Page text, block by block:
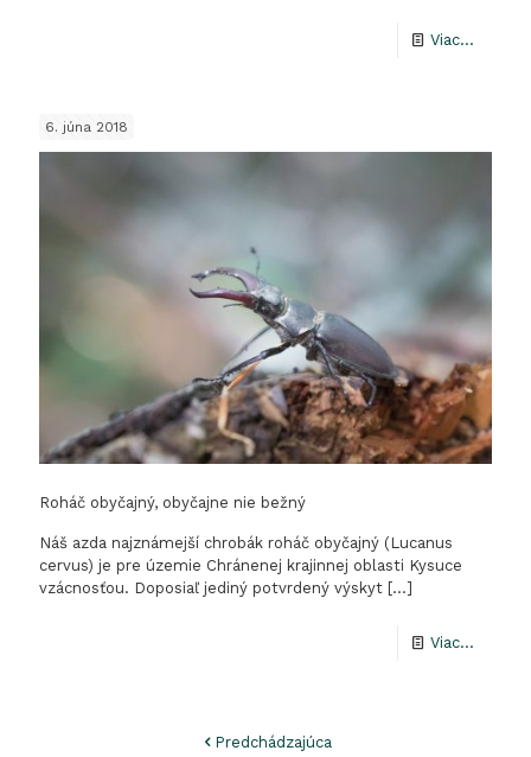
Viac...
6. júna 2018
Roháč obyčajný, obyčajne nie bežný
Náš azda najznámejší chrobák roháč obyčajný (Lucanus
cervus) je pre územie Chránenej krajinnej oblasti Kysuce
vzácnosťou. Doposiaľ jediný potvrdený výskyt […]
Viac...
Predchádzajúca